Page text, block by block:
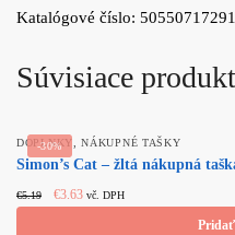
Katalógové číslo:
Súvisiace
-30%
DOPLNKY ,NÁKUPNÉ TAŠKY
Simon’s Cat – žltá nákupná
€5.19
Original
price
€3.63 Current
price
vč. DPH